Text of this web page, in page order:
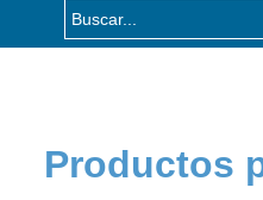
Productos